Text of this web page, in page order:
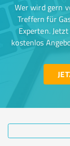
Wer wird gern
Treffern für
Experten.
kostenlos